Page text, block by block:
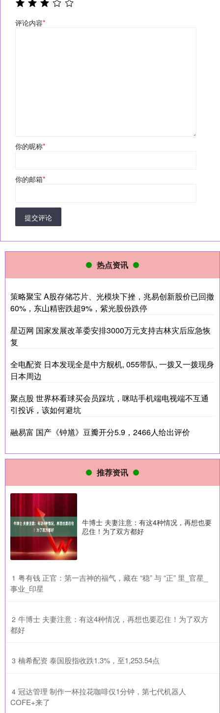
评论内容*
你的昵称*
你的邮箱*
提交评论
热点资讯
策略聚宝 A股存储芯片、光模块下挫，兆易创新股价已回撤
60%，东山精密跌超9%，紫光股份跌停
星迈网 国家发展改革委安排3000万元支持吉林灾后应急恢
复
全电配资 日本发现全是中方舰机, 055带队, 一拨又一拨现身
日本周边
聚点股 世界杯看球买会员踩坑，咪咕手机端电视端不互通
引投诉，该如何避坑
融易富 国产《钟馗》豆瓣开分5.9，2466人给出评价
推荐资讯
牛博士 夫妻注意：有这4种情况，再想也要
忍住！为了双方都好
1 ​粤有钱 正官：第一吉神的福气，藏在 “稳” 与 “正” 里_官星_
事业_印星
2 ​牛博士 夫妻注意：有这4种情况，再想也要忍住！为了双方
都好
3 ​楠希配资 泰国股指收跌1.3%，至1,253.54点
4 ​冠达管理 制作一杯拉花咖啡仅1分钟，第七代机器人
COFE+来了